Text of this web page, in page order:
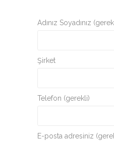
Adınız Soyadınız
Şirket
Telefon (gerekli)
E-posta adresiniz